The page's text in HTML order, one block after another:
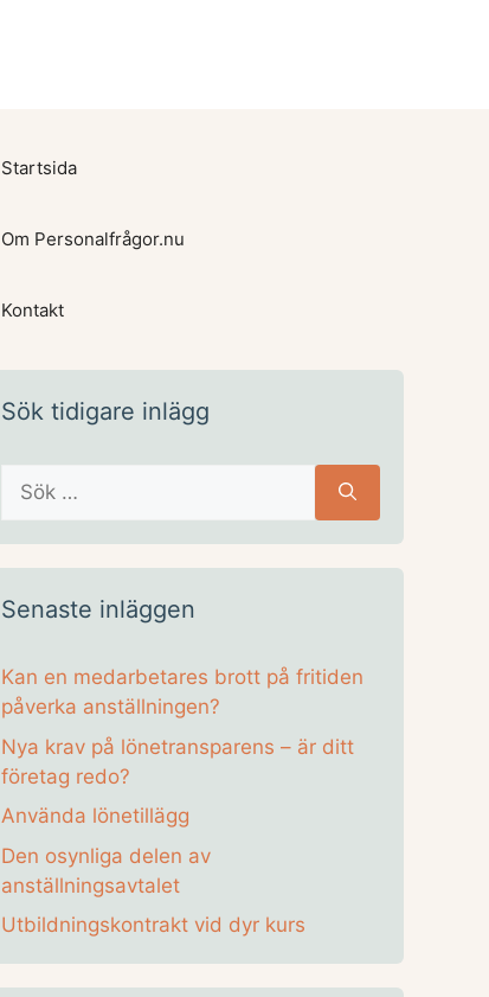
Startsida
Om Personalfrågor.nu
Kontakt
Sök tidigare inlägg
Sök
efter:
Senaste inläggen
Kan en medarbetares brott på fritiden
påverka anställningen?
Nya krav på lönetransparens – är ditt
företag redo?
Använda lönetillägg
Den osynliga delen av
anställningsavtalet
Utbildningskontrakt vid dyr kurs